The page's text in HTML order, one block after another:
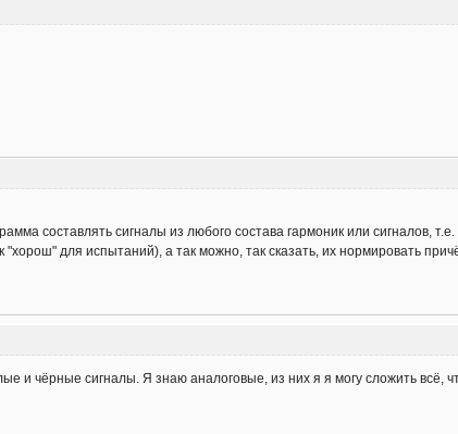
составлять сигналы из любого состава гармоник или сигналов,
для испытаний), а так можно, так сказать, их нормировать
и чёрные сигналы. Я знаю аналоговые, из них я я могу сложить всё,